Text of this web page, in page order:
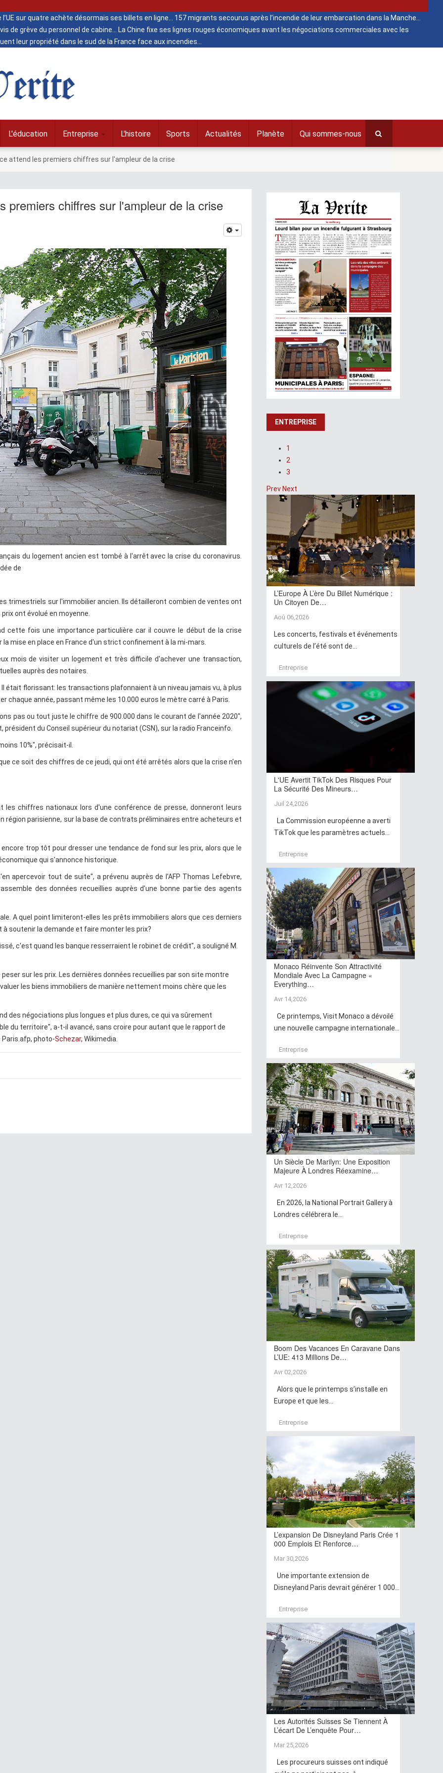
l’UE sur quatre achète désormais ses billets en ligne
157 migrants secourus après l’incendie de leur embarcation dans la Manche
de grève du personnel de cabine
La Chine fixe ses lignes rouges économiques avant les négociations commerciales avec les
leur propriété dans le sud de la France face aux incendies
L'éducation Entreprise L'histoire Sports Actualités Planète Qui sommes-nous
attend les premiers chiffres sur l'ampleur de la crise
premiers chiffres sur l'ampleur de la crise
du logement ancien est tombé à l'arrêt avec la crise du coronavirus.
de
trimestriels sur l'immobilier ancien. Ils détailleront combien de ventes ont
ont évolué en moyenne.
cette fois une importance particulière car il couvre le début de la crise
mise en place en France d'un strict confinement à la mi-mars.
mois de visiter un logement et très difficile d'achever une transaction,
auprès des notaires.
était florissant: les transactions plafonnaient à un niveau jamais vu, à plus
chaque année, passant même les 10.000 euros le mètre carré à Paris.
pas ou tout juste le chiffre de 900.000 dans le courant de l'année 2020",
du Conseil supérieur du notariat (CSN), sur la radio Franceinfo.
10%", précisait-il.
ce soit des chiffres de ce jeudi, qui ont été arrêtés alors que la crise n'en
les chiffres nationaux lors d'une conférence de presse, donneront leurs
région parisienne, sur la base de contrats préliminaires entre acheteurs et
trop tôt pour dresser une tendance de fond sur les prix, alors que le
qui s'annonce historique.
apercevoir tout de suite", a prévenu auprès de l'AFP Thomas Lefebvre,
des données recueillies auprès d'une bonne partie des agents
A quel point limiteront-elles les prêts immobiliers alors que ces derniers
soutenir la demande et faire monter les prix?
c'est quand les banque resserraient le robinet de crédit", a souligné M.
sur les prix. Les dernières données recueillies par son site montre
les biens immobiliers de manière nettement moins chère que les
des négociations plus longues et plus dures, ce qui va sûrement
du territoire", a-t-il avancé, sans croire pour autant que le rapport de
photo-Schezar, Wikimedia.
ENTREPRISE
1
2
3
Prev Next
L’Europe À L’ère Du Billet Numérique :
Un Citoyen De…
Aoû 06,2026
Les concerts, festivals et événements
culturels de l’été sont de...
Entreprise
L'UE Avertit TikTok Des Risques Pour
La Sécurité Des Mineurs…
Juil 24,2026
La Commission européenne a averti
TikTok que les paramètres actuels...
Entreprise
Monaco Réinvente Son Attractivité
Mondiale Avec La Campagne «
Everything…
Avr 14,2026
Ce printemps, Visit Monaco a dévoilé
une nouvelle campagne internationale...
Entreprise
Un Siècle De Marilyn: Une Exposition
Majeure À Londres Réexamine…
Avr 12,2026
En 2026, la National Portrait Gallery à
Londres célébrera le...
Entreprise
Boom Des Vacances En Caravane Dans
L’UE: 413 Millions De…
Avr 02,2026
Alors que le printemps s’installe en
Europe et que les...
Entreprise
L’expansion De Disneyland Paris Crée 1
000 Emplois Et Renforce…
Mar 30,2026
Une importante extension de
Disneyland Paris devrait générer 1 000...
Entreprise
Les Autorités Suisses Se Tiennent À
L’écart De L’enquête Pour…
Mar 25,2026
Les procureurs suisses ont indiqué